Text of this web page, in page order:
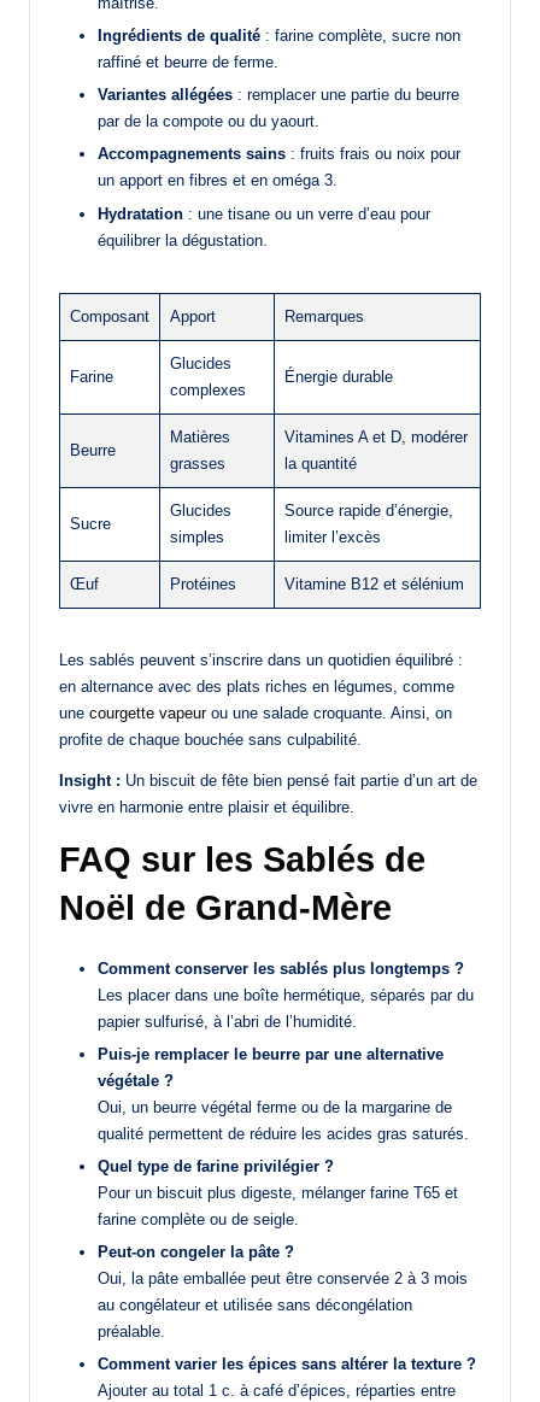
Ingrédients de qualité : farine complète, sucre non
raffiné et beurre de ferme.
Variantes allégées : remplacer une partie du beurre
par de la compote ou du yaourt.
Accompagnements sains : fruits frais ou noix pour
un apport en fibres et en oméga 3.
Hydratation : une tisane ou un verre d’eau pour
équilibrer la dégustation.
Composant Apport Remarques
Farine
Glucides
complexes
Énergie durable
Beurre
Matières
grasses
Vitamines A et D, modérer
la quantité
Sucre
Glucides
simples
Source rapide d’énergie,
limiter l’excès
Œuf Protéines Vitamine B12 et sélénium
Les sablés peuvent s’inscrire dans un quotidien équilibré :
en alternance avec des plats riches en légumes, comme
une courgette vapeurou une salade croquante. Ainsi, on
profite de chaque bouchée sans culpabilité.
Insight : Un biscuit de fête bien pensé fait partie d’un art de
vivre en harmonie entre plaisir et équilibre.
FAQ sur les Sablés de
Noël de Grand-Mère
Comment conserver les sablés plus longtemps ?
Les placer dans une boîte hermétique, séparés par du
papier sulfurisé, à l’abri de l’humidité.
Puis-je remplacer le beurre par une alternative
végétale ?
Oui, un beurre végétal ferme ou de la margarine de
qualité permettent de réduire les acides gras saturés.
Quel type de farine privilégier ?
Pour un biscuit plus digeste, mélanger farine T65 et
farine complète ou de seigle.
Peut-on congeler la pâte ?
Oui, la pâte emballée peut être conservée 2 à 3 mois
au congélateur et utilisée sans décongélation
préalable.
Comment varier les épices sans altérer la texture ?
Ajouter au total 1 c. à café d’épices, réparties entre